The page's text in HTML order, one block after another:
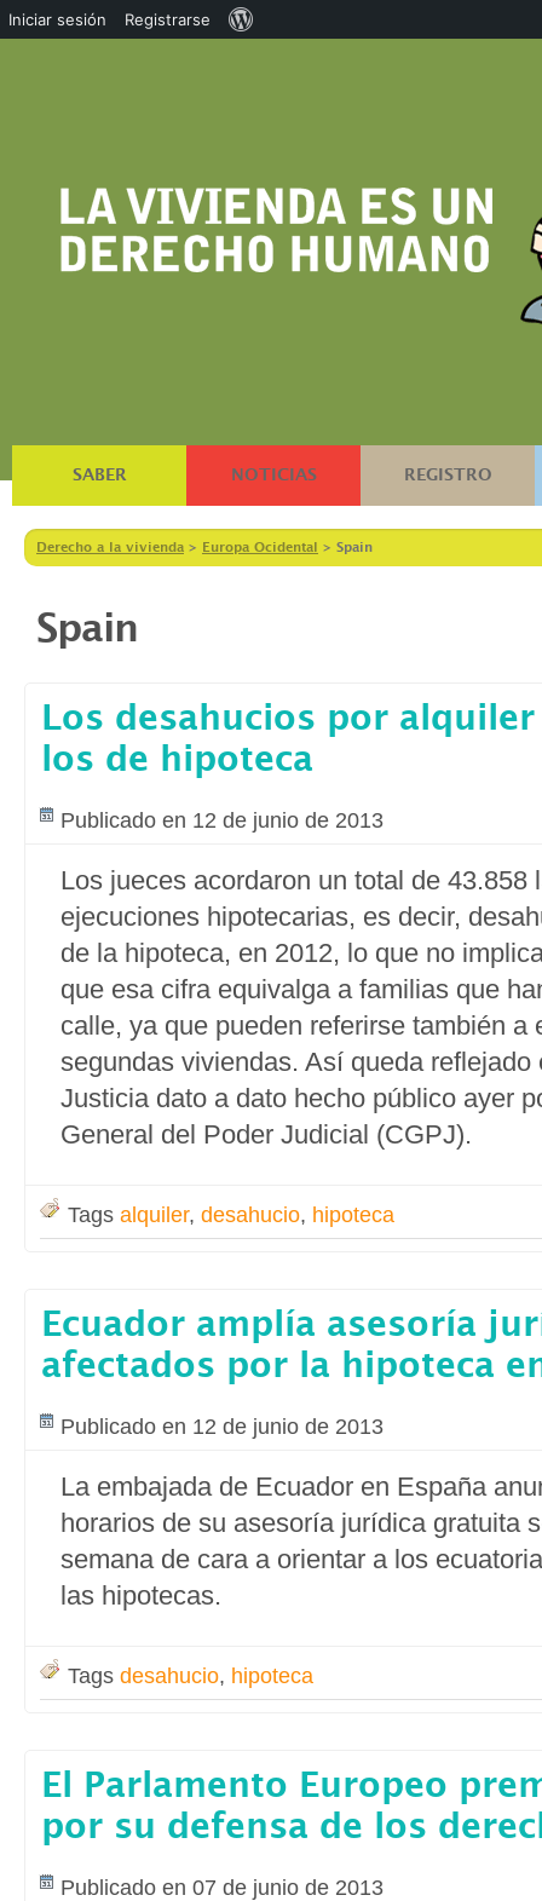
SABER NOTICIAS REGISTRO
Derecho a la vivienda > Europa Ocidental > Spain
Spain
Los desahucios por
los de hipoteca
Publicado en 12 de junio de 2013
Los jueces acordaron un total de 43.858
ejecuciones hipotecarias, es decir,
de la hipoteca, en 2012, lo que no
que esa cifra equivalga a familias que
calle, ya que pueden referirse también a
segundas viviendas. Así queda reflejado
Justicia dato a dato hecho público ayer
General del Poder Judicial (CGPJ).
Tags alquiler, desahucio, hipoteca
Ecuador amplía asesoría
afectados por la hipoteca
Publicado en 12 de junio de 2013
La embajada de Ecuador en España
horarios de su asesoría jurídica gratuita
semana de cara a orientar a los
las hipotecas.
Tags desahucio, hipoteca
El Parlamento Europeo
por su defensa de los
Publicado en 07 de junio de 2013
Iniciar sesión Registrarse